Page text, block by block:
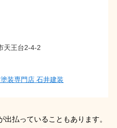
天王台2-4-2
装専門店 石井建装
払っていることもあります。